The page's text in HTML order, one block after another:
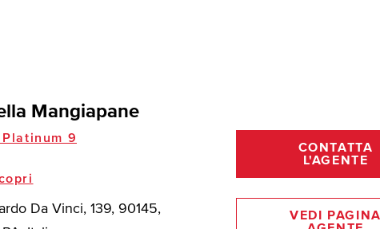
Mangiapane
Platinum 9
Da Vinci, 139, 90145,
CONTATTA
L'AGENTE
VEDI PAGINA